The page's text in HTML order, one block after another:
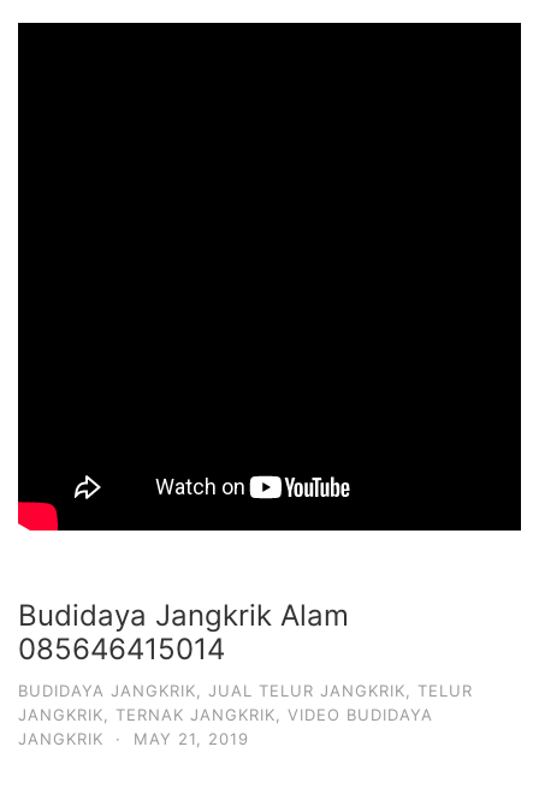
Budidaya Jangkrik Alam
085646415014
BUDIDAYA JANGKRIK JUAL TELUR JANGKRIK
TELUR
JANGKRIK
TERNAK JANGKRIK
VIDEO BUDIDAYA
JANGKRIK
· MAY 21, 2019